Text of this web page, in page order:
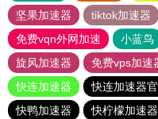
坚果加速器
tiktok加速器
免费vqn外网加速
小蓝鸟
旋风加速器
免费vps加速
快连加速器
快连加速器
快鸭加速器
快柠檬加速器